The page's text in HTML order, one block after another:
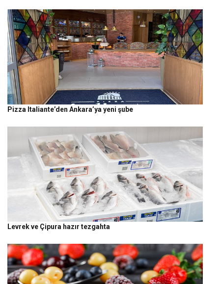
Pizza Italiante’den Ankara’ya yeni şube
Levrek ve Çipura hazır tezgahta